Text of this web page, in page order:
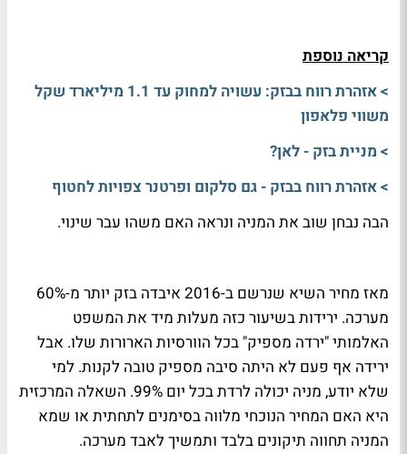
קריאה נוספת
> אזהרת רווח בבזק: עשויה למחוק עד 1.1 מיליארד שקל
משווי פלאפון
> מניית בזק - לאן?
> אזהרת רווח בבזק - גם סלקום ופרטנר צפויות לחטוף
הבה נבחן שוב את המניה ונראה האם משהו עבר שינוי.
מאז מחיר השיא שנרשם ב-2016 איבדה בזק יותר מ-60%
מערכה. ירידות בשיעור כזה מעלות מיד את המשפט
האלמותי "ירדה מספיק" בכל הוורסיות הארורות שלו. אבל
ירידה אף פעם לא היתה סיבה מספיק טובה לקנות. למי
שלא יודע, מניה יכולה לרדת בכל יום 99%. השאלה המרכזית
היא האם המחיר הנוכחי מלווה בסימנים לתחתית או שמא
המניה תחווה תיקונים בלבד ותמשיך לאבד מערכה.